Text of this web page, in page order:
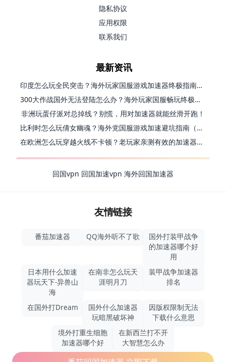
隐私协议
应用权限
联系我们
最新资讯
印度怎么玩全民突击？海外玩家国服游戏加速器终极指南（附原神延迟优化+精灵之境加速器选择）
300大作战国外无法登陆怎么办？海外玩家国服畅玩终极指南（附实测推荐）
非洲玩蛋仔派对总掉线？别慌，用对加速器就能丝滑开跑！
比利时怎么玩倩女幽魂？海外党国服游戏加速避坑指南（附实测推荐）
在欧洲怎么玩穿越火线不卡顿？老玩家亲测有效的加速器选择指南
回国vpn 回国加速vpn 海外回国加速器
友情链接
番茄加速器 QQ海外听不了歌
国外打装甲战争
的加速器哪个好
用
日本用什么加速
器玩天下-异兽山
海
在南非怎么玩天
涯明月刀
装甲战争加速器
排名
在国外打Dream
国外什么加速器
玩暗黑破坏神
因版权限制无法
下载什么意思
境外打重生细胞
加速器哪个好
在新西兰打不开
大智慧怎么办